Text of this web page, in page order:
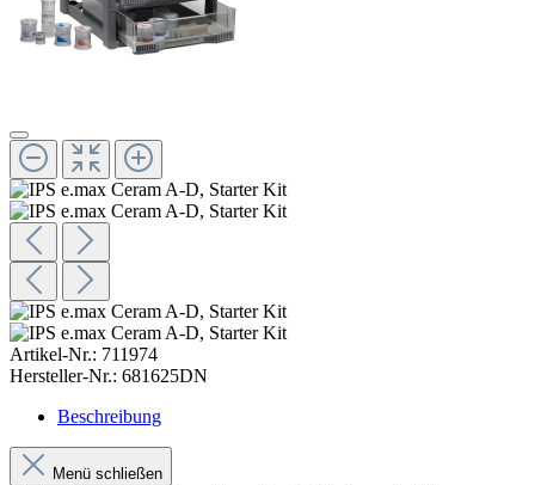
Artikel-Nr.: 711974
Hersteller-Nr.: 681625DN
Beschreibung
Menü schließen